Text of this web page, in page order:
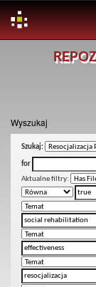
Wyszukaj
Szukaj:
for
Aktualne filtry: